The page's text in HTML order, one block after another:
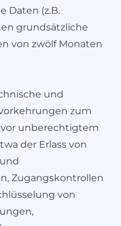
Daten (z.B.
grundsätzliche
von zwölf Monaten
und
zum
unberechtigtem
der Erlass von
Zugangskontrollen
von